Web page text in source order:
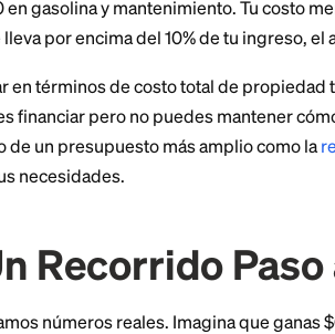
Qué Incluye
El límite del 10% no es solo tu pago
el préstamo, el seguro, el
eso te lleva por encima del 10% de
Pensar en términos de costo total